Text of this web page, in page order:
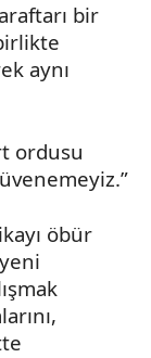
bir
aynı
ordusu
öbür